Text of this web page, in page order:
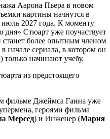
Аарона Пьера в новом
картины начнутся в
июль 2027 года. К моменту
дня» Стюарт уже поучаствует
более опытным членом
начале сериала, в котором он
) только начинают учебу.
фильме Джеймса Ганна уже
героями фильма
Мерсед) и Инженер (Мария